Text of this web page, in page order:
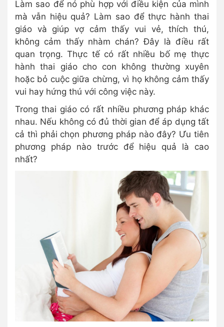
Làm sao để nó phù hợp với điều kiện của mình
mà vẫn hiệu quả? Làm sao để thực hành thai
giáo và giúp vợ cảm thấy vui vẻ, thích thú,
không cảm thấy nhàm chán? Đây là điều rất
quan trọng. Thực tế có rất nhiều bố mẹ thực
hành thai giáo cho con không thường xuyên
hoặc bỏ cuộc giữa chừng, vì họ không cảm thấy
vui hay hứng thú với công việc này.
Trong thai giáo có rất nhiều phương pháp khác
nhau. Nếu không có đủ thời gian để áp dụng tất
cả thì phải chọn phương pháp nào đây? Ưu tiên
phương pháp nào trước để hiệu quả là cao
nhất?